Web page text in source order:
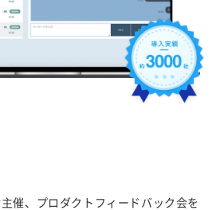
催、プロダクトフィードバック会を